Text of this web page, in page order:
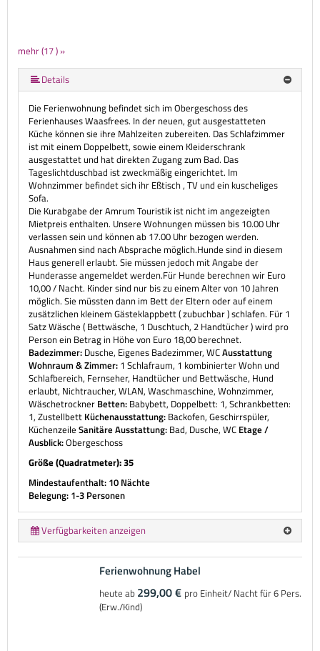
mehr (17 ) »
mehr (17 ) »
mehr (17 ) »
mehr (17 ) »
mehr (17 ) »
mehr (17 ) »
mehr (17 ) »
mehr (17 ) »
mehr (17 ) »
mehr (17 ) »
mehr (17 ) »
mehr (17 ) »
mehr (17 ) »
mehr (17 ) »
Details
Die Ferienwohnung befindet sich im Obergeschoss des
Ferienhauses Waasfrees. In der neuen, gut ausgestatteten
Küche können sie ihre Mahlzeiten zubereiten. Das Schlafzimmer
ist mit einem Doppelbett, sowie einem Kleiderschrank
ausgestattet und hat direkten Zugang zum Bad. Das
Tageslichtduschbad ist zweckmäßig eingerichtet. Im
Wohnzimmer befindet sich ihr Eßtisch , TV und ein kuscheliges
Sofa.
Die Kurabgabe der Amrum Touristik ist nicht im angezeigten
Mietpreis enthalten. Unsere Wohnungen müssen bis 10.00 Uhr
verlassen sein und können ab 17.00 Uhr bezogen werden.
Ausnahmen sind nach Absprache möglich.Hunde sind in diesem
Haus generell erlaubt. Sie müssen jedoch mit Angabe der
Hunderasse angemeldet werden.Für Hunde berechnen wir Euro
10,00 / Nacht. Kinder sind nur bis zu einem Alter von 10 Jahren
möglich. Sie müssten dann im Bett der Eltern oder auf einem
zusätzlichen kleinem Gästeklappbett ( zubuchbar ) schlafen. Für 1
Satz Wäsche ( Bettwäsche, 1 Duschtuch, 2 Handtücher ) wird pro
Person ein Betrag in Höhe von Euro 18,00 berechnet.
Badezimmer: Dusche, Eigenes Badezimmer, WCAusstattung
Wohnraum & Zimmer: 1 Schlafraum, 1 kombinierter Wohn und
Schlafbereich, Fernseher, Handtücher und Bettwäsche, Hund
erlaubt, Nichtraucher, WLAN, Waschmaschine, Wohnzimmer,
Wäschetrockner Betten: Babybett, Doppelbett: 1, Schrankbetten:
1, Zustellbett Küchenausstattung: Backofen, Geschirrspüler,
Küchenzeile Sanitäre Ausstattung: Bad, Dusche, WC Etage /
Ausblick:Obergeschoss
Größe (Quadratmeter): 35
Mindestaufenthalt: 10 Nächte
Belegung: 1-3 Personen
Verfügbarkeiten anzeigen
Ferienwohnung Habel
heute ab 299,00 € pro Einheit/ Nacht für 6 Pers.
(Erw./Kind)